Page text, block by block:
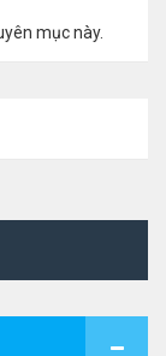
mục này.